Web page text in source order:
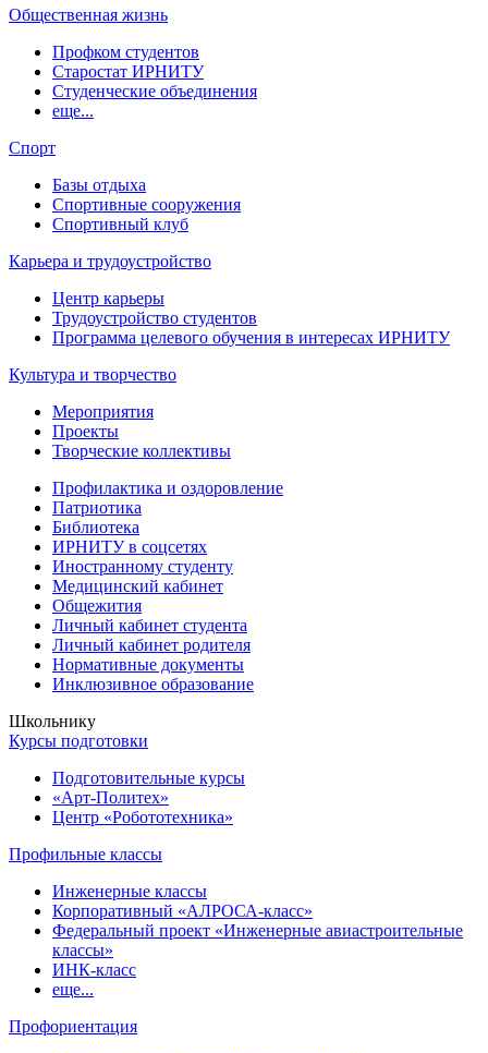
Общественная жизнь
Профком студентов
Старостат ИРНИТУ
Студенческие объединения
еще...
Спорт
Базы отдыха
Спортивные сооружения
Спортивный клуб
Карьера и трудоустройство
Центр карьеры
Трудоустройство студентов
Программа целевого обучения в интересах ИРНИТУ
Культура и творчество
Мероприятия
Проекты
Творческие коллективы
Профилактика и оздоровление
Патриотика
Библиотека
ИРНИТУ в соцсетях
Иностранному студенту
Медицинский кабинет
Общежития
Личный кабинет студента
Личный кабинет родителя
Нормативные документы
Инклюзивное образование
Школьнику
Курсы подготовки
Подготовительные курсы
«Арт-Политех»
Центр «Робототехника»
Профильные классы
Инженерные классы
Корпоративный «АЛРОСА-класс»
Федеральный проект «Инженерные авиастроительные
классы»
ИНК-класс
еще...
Профориентация